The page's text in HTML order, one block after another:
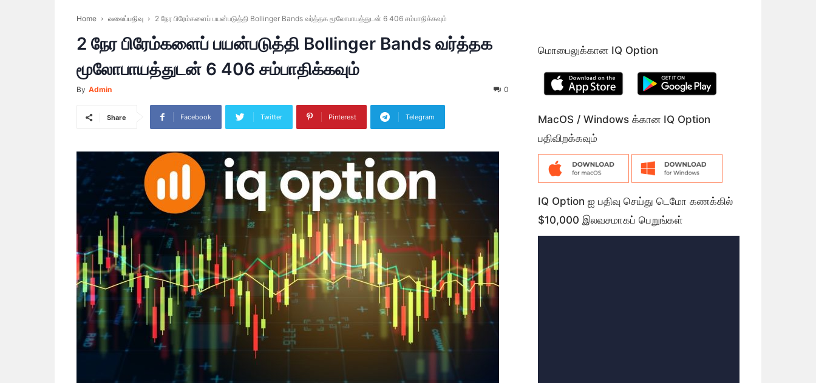
Home வலைப்பதிவு 2 நேர பிரேம்களைப் பயன்படுத்தி Bollinger Bands வர்த்தக மூலோபாயத்துடன் 6 406 சம்பாதிக்கவும்
2 நேர பிரேம்களைப் பயன்படுத்தி Bollinger Bands வர்த்தக
மூலோபாயத்துடன் 6 406 சம்பாதிக்கவும்
By Admin 0
Share Facebook Twitter Pinterest Telegram
மொபைலுக்கான IQ Option
MacOS / Windows க்கான IQ Option
பதிவிறக்கவும்
IQ Option ஐ பதிவு செய்து டெமோ கணக்கில்
$10,000 இலவசமாகப் பெறுங்கள்